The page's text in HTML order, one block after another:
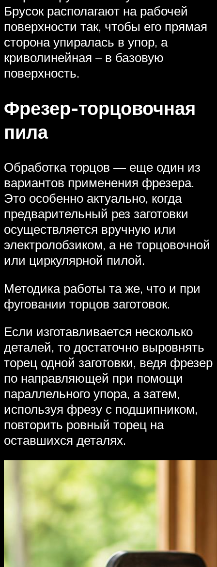
Брусок располагают на рабочей
поверхности так, чтобы его прямая
сторона упиралась в упор, а
криволинейная – в базовую
поверхность.
Фрезер-торцовочная
пила
Обработка торцов — еще один из
вариантов применения фрезера.
Это особенно актуально, когда
предварительный рез заготовки
осуществляется вручную или
электролобзиком, а не торцовочной
или циркулярной пилой.
Методика работы та же, что и при
фуговании торцов заготовок.
Если изготавливается несколько
деталей, то достаточно выровнять
торец одной заготовки, ведя фрезер
по направляющей при помощи
параллельного упора, а затем,
используя фрезу с подшипником,
повторить ровный торец на
оставшихся деталях.